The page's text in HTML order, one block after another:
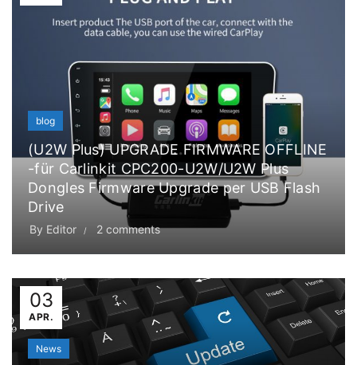
blog
(U2W Plus) UPGRADE FIRMWARE OFFLINE
-für Carlinkit CPC200-U2W/U2W Plus
Dongles Firmware Upgrade per USB Flash
Drive
By Editor 2 comments
03
APR.
News